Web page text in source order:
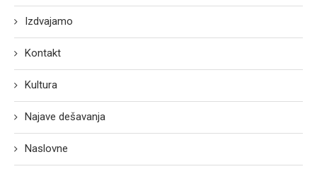
Izdvajamo
Kontakt
Kultura
Najave dešavanja
Naslovne